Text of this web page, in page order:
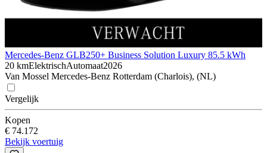
Mercedes-Benz GLB250+ Business Solution Luxury 85.5 kWh
20 kmElektrischAutomaat2026
Van Mossel Mercedes-Benz Rotterdam (Charlois), (NL)
Vergelijk
Kopen
€ 74.172
Bekijk voertuig